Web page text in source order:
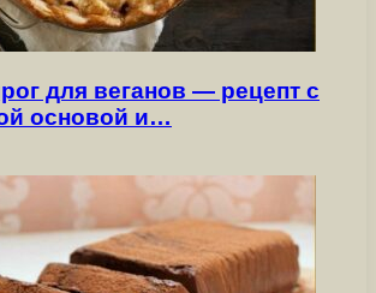
для веганов — рецепт с
основой и…